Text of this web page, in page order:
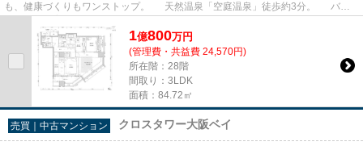
も、健康づくりもワンストップ。 天然温泉「空庭温泉」徒歩約3分。 バイ
1億800万円
(管理費・共益費 24,570円)
所在階：28階
間取り：3LDK
面積：84.72㎡
売買｜中古マンション クロスタワー大阪ベイ